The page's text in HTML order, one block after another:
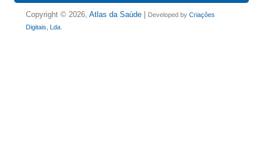
Copyright © 2026, Atlas da Saúde Developed by Criações
Digitais, Lda